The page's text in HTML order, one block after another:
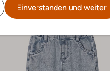
Einverstanden und weiter